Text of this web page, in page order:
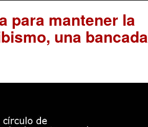
para mantener la
una bancada